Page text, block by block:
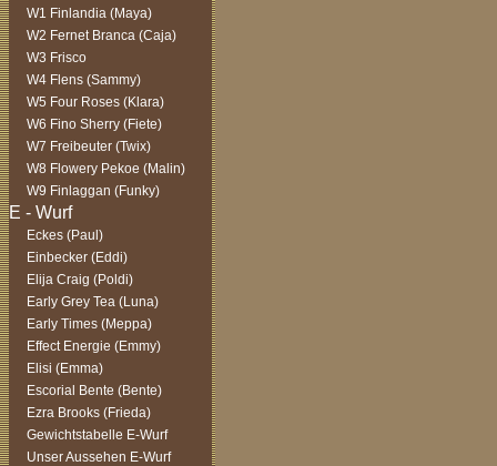
W1 Finlandia (Maya)
W2 Fernet Branca (Caja)
W3 Frisco
W4 Flens (Sammy)
W5 Four Roses (Klara)
W6 Fino Sherry (Fiete)
W7 Freibeuter (Twix)
W8 Flowery Pekoe (Malin)
W9 Finlaggan (Funky)
Eckes (Paul)
Einbecker (Eddi)
Elija Craig (Poldi)
Early Grey Tea (Luna)
Early Times (Meppa)
Effect Energie (Emmy)
Elisi (Emma)
Escorial Bente (Bente)
Ezra Brooks (Frieda)
Gewichtstabelle E-Wurf
Unser Aussehen E-Wurf